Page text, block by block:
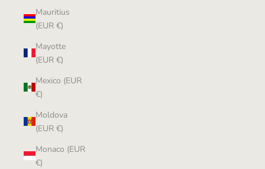
Mauritius
(EUR €)
Mayotte
(EUR €)
Mexico (EUR
€)
Moldova
(EUR €)
Monaco (EUR
€)